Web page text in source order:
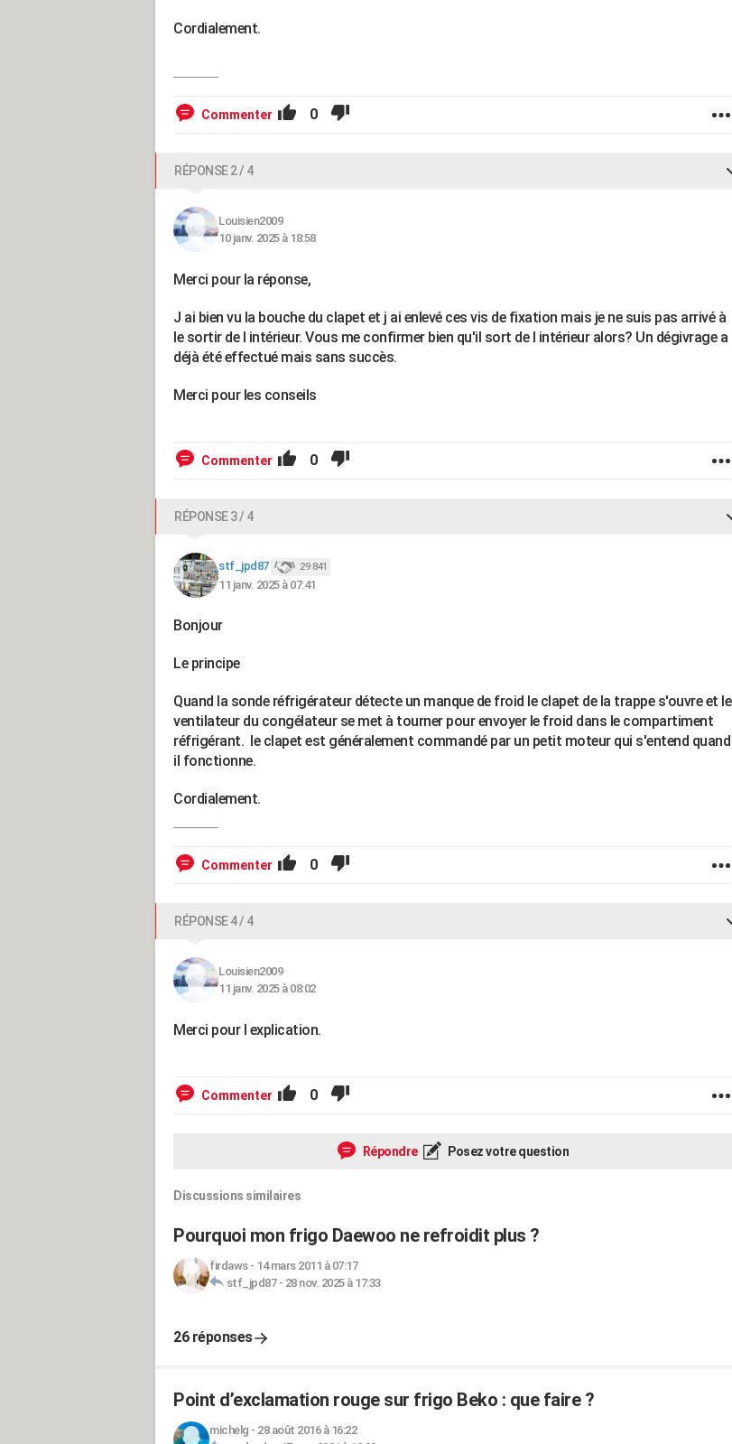
Cordialement.
Commenter 0
RÉPONSE 2 / 4
Louisien2009
10 janv. 2025 à 18:58
Merci pour la réponse,
J ai bien vu la bouche du clapet et j ai enlevé ces vis de fixation mais je ne suis pas arrivé à
le sortir de l intérieur. Vous me confirmer bien qu'il sort de l intérieur alors? Un dégivrage a
déjà été effectué mais sans succès.
Merci pour les conseils
Commenter 0
RÉPONSE 3 / 4
stf_jpd87 29 841
11 janv. 2025 à 07:41
Bonjour
Le principe
Quand la sonde réfrigérateur détecte un manque de froid le clapet de la trappe s'ouvre et le
ventilateur du congélateur se met à tourner pour envoyer le froid dans le compartiment
réfrigérant. le clapet est généralement commandé par un petit moteur qui s'entend quand
il fonctionne.
Cordialement.
Commenter 0
RÉPONSE 4 / 4
Louisien2009
11 janv. 2025 à 08:02
Merci pour l explication.
Commenter 0
Répondre Posez votre question
Discussions similaires
Pourquoi mon frigo Daewoo ne refroidit plus ?
firdaws- 14 mars 2011 à 07:17
stf_jpd87- 28 nov. 2025 à 17:33
26 réponses
Point d’exclamation rouge sur frigo Beko : que faire ?
michelg - 28 août 2016 à 16:22